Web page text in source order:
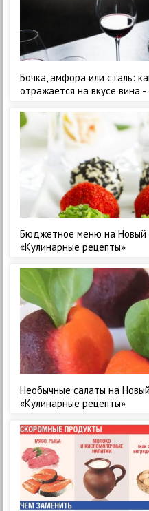
Бочка, амфора или сталь:
отражается на вкусе вина
Бюджетное меню на Новый
«Кулинарные рецепты»
Необычные салаты на
«Кулинарные рецепты»